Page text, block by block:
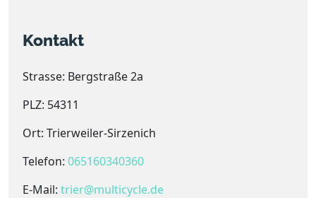
Kontakt
Strasse: Bergstraße 2a
PLZ: 54311
Ort: Trierweiler-Sirzenich
Telefon: 065160340360
E-Mail: trier@multicycle.de